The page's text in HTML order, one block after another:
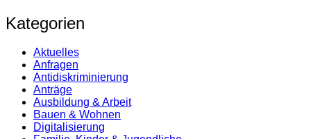
Kategorien
Aktuelles
Anfragen
Antidiskrimi­nierung
Anträge
Ausbildung & Arbeit
Bauen & Wohnen
Digitalisierung